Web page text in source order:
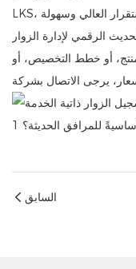
LKS، بمزاياه الأساسية المتمثلة في التخصيص والاستقرار العالي وسهولة
أو خطط التخصيص، أو
السابق